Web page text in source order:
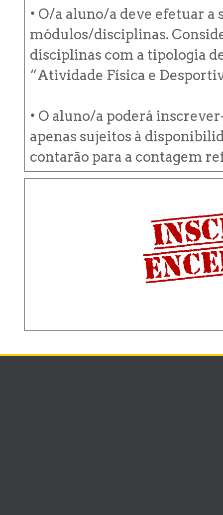
• O/a aluno/a deve efetuar
módulos/disciplinas.
disciplinas com a tipologia
“Atividade Física e
• O aluno/a poderá
apenas sujeitos à
contarão para a contagem